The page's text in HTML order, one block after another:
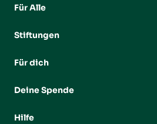
Für Alle
Stiftungen
Für dich
Deine Spende
Hilfe